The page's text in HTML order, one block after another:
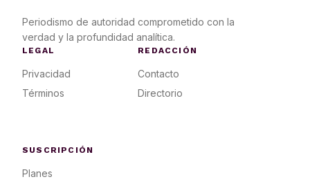
Periodismo de autoridad comprometido con la
verdad y la profundidad analítica.
LEGAL
Privacidad
Términos
REDACCIÓN
Contacto
Directorio
SUSCRIPCIÓN
Planes